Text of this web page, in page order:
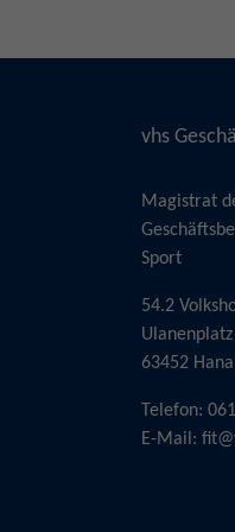
vhs
Magistrat
Sport
54.2
63452
Telefon:
E-Mail: